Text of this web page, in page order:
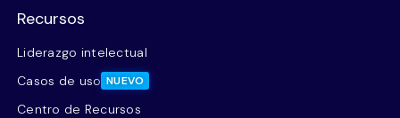
Recursos
Liderazgo intelectual
Casos de uso NUEVO
Centro de Recursos